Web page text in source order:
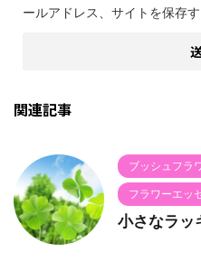
ールアドレス、サイトを保存す
関連記事
ブッシュフラ
フラワーエッ
小さなラッ